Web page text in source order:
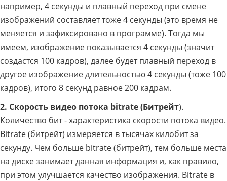
например, 4 секунды и плавный переход при смене
изображений составляет тоже 4 секунды (это время не
меняется и зафиксировано в программе). Тогда мы
имеем, изображение показывается 4 секунды (значит
создастся 100 кадров), далее будет плавный переход в
другое изображение длительностью 4 секунды (тоже 100
кадров), итого 8 секунд равное 200 кадрам.
2. Скорость видео потока bitrate (Битрейт).
Количество бит - характеристика скорости потока видео.
Bitrate (битрейт) измеряется в тысячах килобит за
секунду. Чем больше bitrate (битрейт), тем больше места
на диске занимает данная информация и, как правило,
при этом улучшается качество изображения. Bitrate в